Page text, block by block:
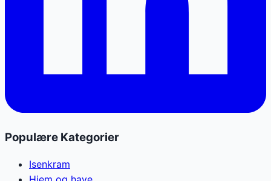
Populære Kategorier
Isenkram